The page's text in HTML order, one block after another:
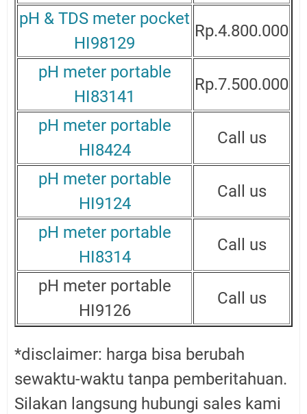
pH & TDS meter pocket
HI98129
Rp.4.800.000
pH meter portable
HI83141
Rp.7.500.000
pH meter portable
HI8424
Call us
pH meter portable
HI9124
Call us
pH meter portable
HI8314
Call us
pH meter portable
HI9126
Call us
*disclaimer: harga bisa berubah
sewaktu-waktu tanpa pemberitahuan.
Silakan langsung hubungi sales kami